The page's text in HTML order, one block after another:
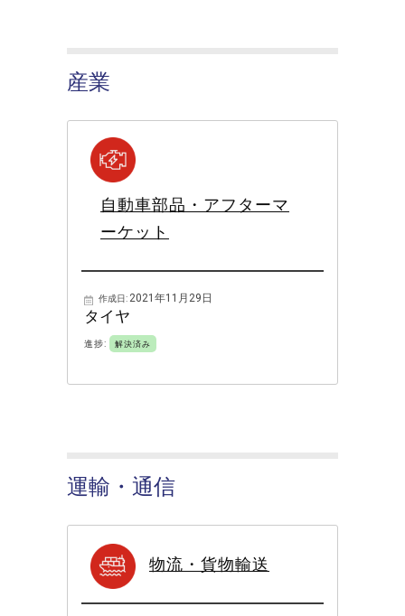
産業
自動車部品・アフターマ
ーケット
作成日:2021年11月29日
タイヤ
進捗: 解決済み
運輸・通信
物流・貨物輸送